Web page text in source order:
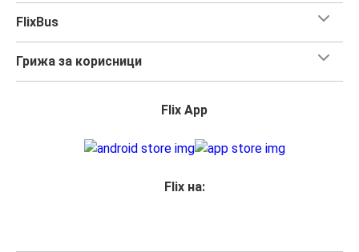
FlixBus
Грижа за корисници
Flix App
Flix на: